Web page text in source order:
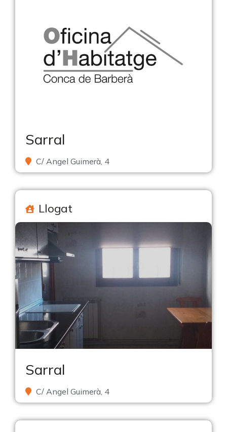
Sarral
C/ Angel Guimerà, 4
Llogat
Sarral
C/ Angel Guimerà, 4